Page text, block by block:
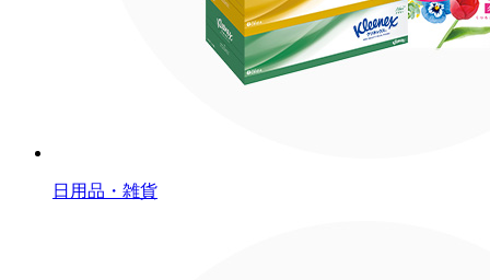
日用品・雑貨